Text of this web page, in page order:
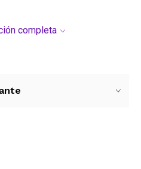
de alta calidad y un
las tres estaciones del
completa